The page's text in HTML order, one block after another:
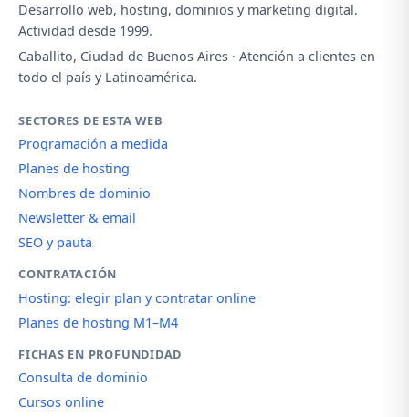
Desarrollo web, hosting, dominios y marketing digital.
Actividad desde 1999.
Caballito, Ciudad de Buenos Aires · Atención a clientes en
todo el país y Latinoamérica.
SECTORES DE ESTA WEB
Programación a medida
Planes de hosting
Nombres de dominio
Newsletter & email
SEO y pauta
CONTRATACIÓN
Hosting: elegir plan y contratar online
Planes de hosting M1–M4
FICHAS EN PROFUNDIDAD
Consulta de dominio
Cursos online